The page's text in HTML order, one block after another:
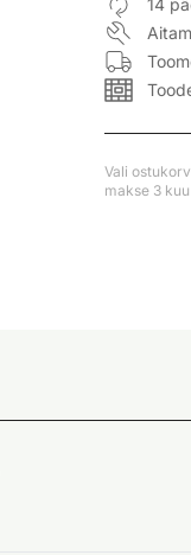
14
Vali
makse 3